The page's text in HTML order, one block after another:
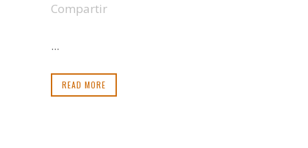
Compartir
...
READ MORE